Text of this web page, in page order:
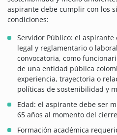
aspirante debe cumplir con los
condiciones:
Servidor Público: el
legal y reglamentario o
convocatoria, como
de una entidad pública
experiencia, trayectoria o
políticas de sostenibilidad y
Edad: el aspirante debe ser
65 años al momento del
Formación académica